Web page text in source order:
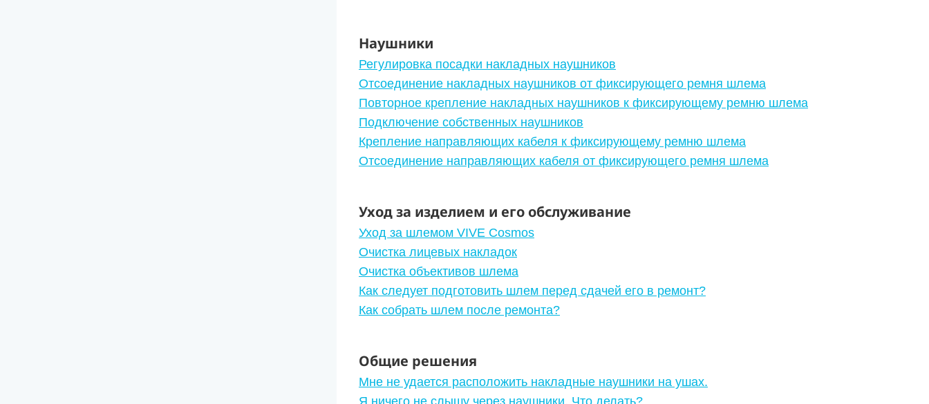
Наушники
Регулировка посадки накладных наушников
Отсоединение накладных наушников от фиксирующего ремня шлема
Повторное крепление накладных наушников к фиксирующему ремню шлема
Подключение собственных наушников
Крепление направляющих кабеля к фиксирующему ремню шлема
Отсоединение направляющих кабеля от фиксирующего ремня шлема
Уход за изделием и его обслуживание
Уход за шлемом VIVE Cosmos
Очистка лицевых накладок
Очистка объективов шлема
Как следует подготовить шлем перед сдачей его в ремонт?
Как собрать шлем после ремонта?
Общие решения
Мне не удается расположить накладные наушники на ушах.
Я ничего не слышу через наушники. Что делать?